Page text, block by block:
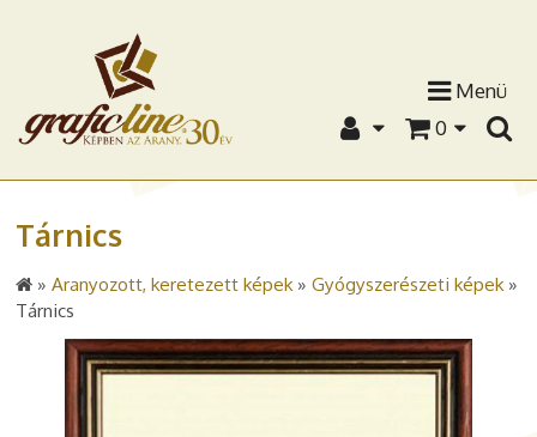
Menü
0
Tárnics
» Aranyozott, keretezett képek» Gyógyszerészeti képek»
Tárnics